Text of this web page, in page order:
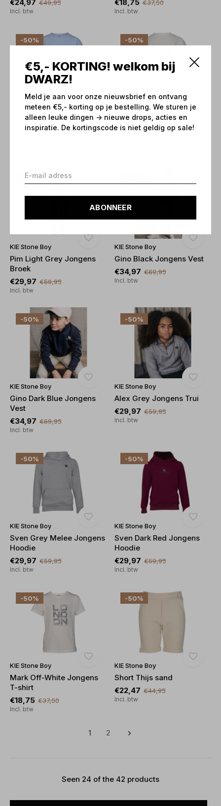
€5,- KORTING! welkom bij
DWARZ!
Meld je aan voor onze nieuwsbrief en ontvang
meteen €5,- korting op je bestelling. We sturen je
alleen leuke dingen -> nieuwe drops, acties en
inspiratie. De kortingscode is niet geldig op sale!
ABONNEER
€24,97 €49,95
Incl. btw
€18,75 €37,50
Incl. btw
-50%
KIE Stone Boy
Roy Light Blue Jongens
Shirt
-50%
KIE Stone Boy
Roy Off-White Jongens
Shirt
-50%
KIE Stone Boy
Pim Light Grey Jongens
Broek
€29,97 €59,95
Incl. btw
KIE Stone Boy
Gino Black Jongens Vest
€34,97 €69,95
Incl. btw
-50%
KIE Stone Boy
Gino Dark Blue Jongens
Vest
€34,97 €69,95
Incl. btw
-50%
KIE Stone Boy
Alex Grey Jongens Trui
€29,97 €59,95
Incl. btw
-50%
KIE Stone Boy
Sven Grey Melee Jongens
Hoodie
€29,97 €59,95
Incl. btw
-50%
KIE Stone Boy
Sven Dark Red Jongens
Hoodie
€29,97 €59,95
Incl. btw
-50%
KIE Stone Boy
Mark Off-White Jongens
T-shirt
€18,75 €37,50
Incl. btw
-50%
KIE Stone Boy
Short Thijs sand
€22,47 €44,95
Incl. btw
1 2
Seen 24 of the 42 products